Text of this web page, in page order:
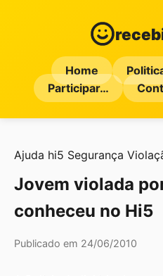
Home
Participar…
Ajuda hi5 Segurança
Jovem violada
conheceu no Hi5
Publicado em 24/06/2010